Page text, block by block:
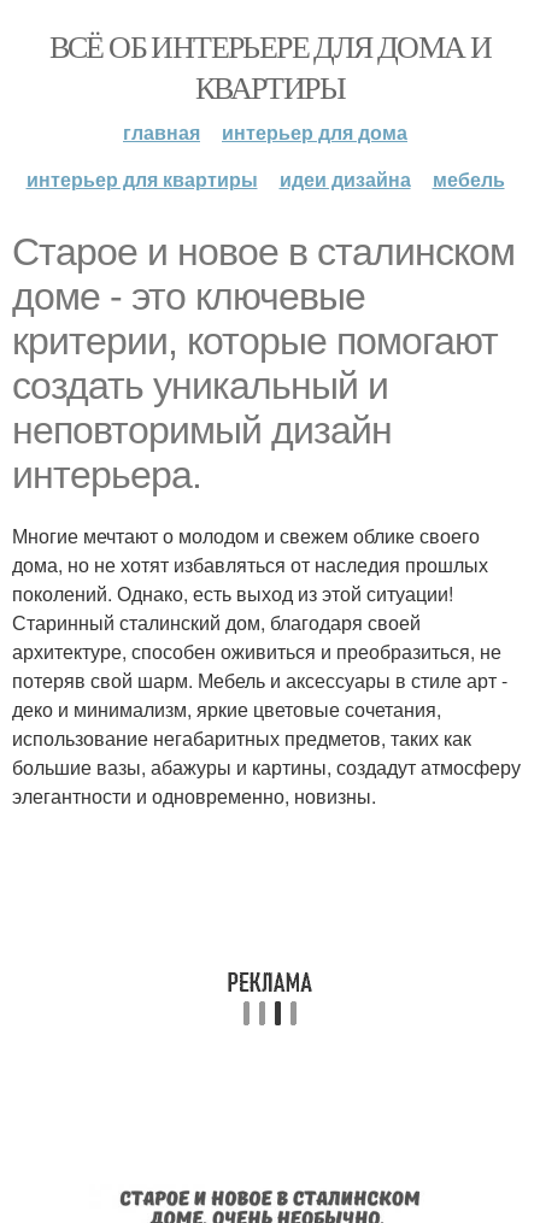
ВСЁ ОБ ИНТЕРЬЕРЕ ДЛЯ ДОМА И
КВАРТИРЫ
главная
интерьер для дома
интерьер для квартиры
идеи дизайна мебель
Старое и новое в сталинском
доме - это ключевые
критерии, которые помогают
создать уникальный и
неповторимый дизайн
интерьера.
Многие мечтают о молодом и свежем облике своего
дома, но не хотят избавляться от наследия прошлых
поколений. Однако, есть выход из этой ситуации!
Старинный сталинский дом, благодаря своей
архитектуре, способен оживиться и преобразиться, не
потеряв свой шарм. Мебель и аксессуары в стиле арт -
деко и минимализм, яркие цветовые сочетания,
использование негабаритных предметов, таких как
большие вазы, абажуры и картины, создадут атмосферу
элегантности и одновременно, новизны.